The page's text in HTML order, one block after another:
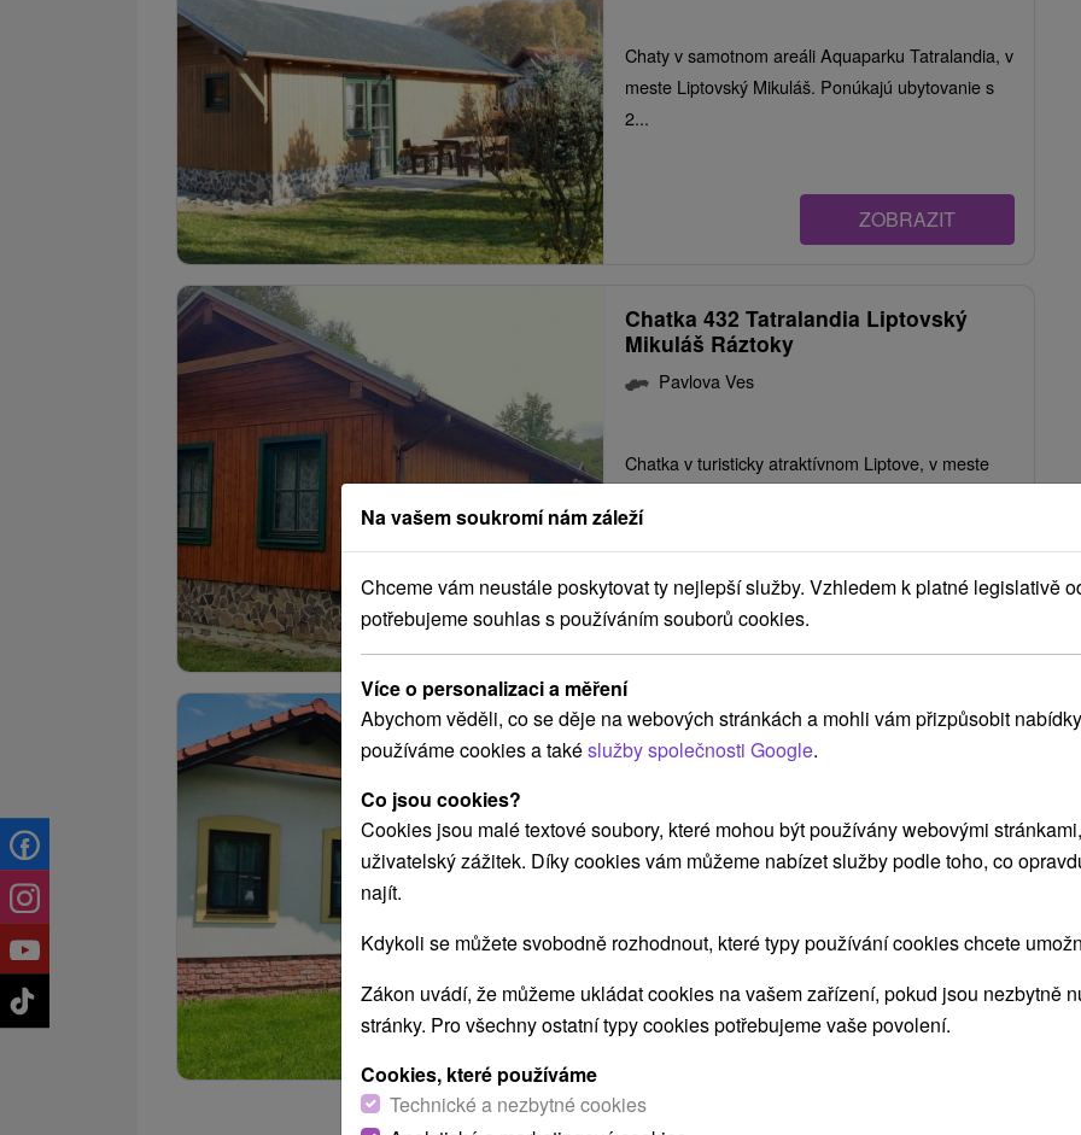
Chaty v samotnom areáli Aquaparku Tatralandia, v
meste Liptovský Mikuláš. Ponúkajú ubytovanie s
2...
ZOBRAZIT
Chatka 432 Tatralandia Liptovský
Mikuláš Ráztoky
Pavlova Ves
Chatka v turisticky atraktívnom Liptove, v meste
spálňou,...
Chatka Aqua 440 Tatralandia
Liptovský Mikuláš
Útulná chatka v najväčšom dovolenkovom rezorte
Liptovskom...
ZOBRAZIT
Na vašem soukromí nám záleží
Chceme vám neustále poskytovat ty nejlepší služby. Vzhledem k platné legislativě
potřebujeme souhlas s používáním souborů cookies.
Více o personalizaci a měření
Abychom věděli, co se děje na webových stránkách a mohli vám přizpůsobit
používáme cookies a takéslužby společnosti Google.
Co jsou cookies?
Cookies jsou malé textové soubory, které mohou být používány webovými
uživatelský zážitek. Díky cookies vám můžeme nabízet služby podle toho, co
najít.
Kdykoli se můžete svobodně rozhodnout, které typy používání cookies chcete
Zákon uvádí, že můžeme ukládat cookies na vašem zařízení, pokud jsou nezbytně
stránky. Pro všechny ostatní typy cookies potřebujeme vaše povolení.
Cookies, které používáme
Technické a nezbytné cookies